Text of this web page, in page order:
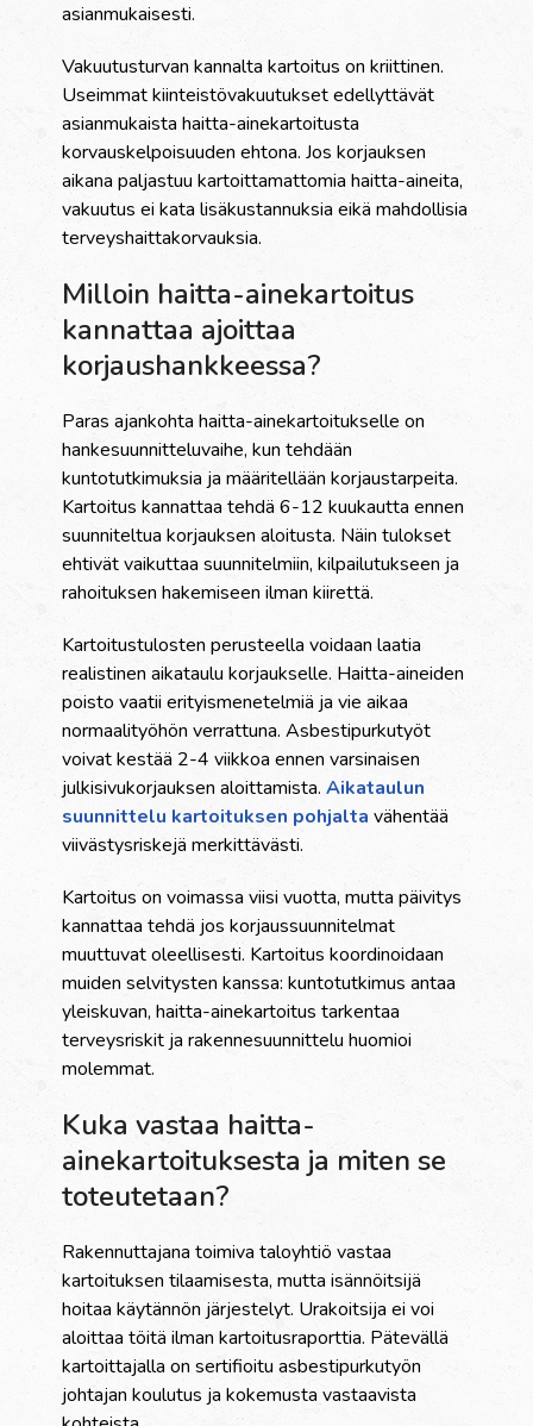
asianmukaisesti.
Vakuutusturvan kannalta kartoitus on kriittinen.
Useimmat kiinteistövakuutukset edellyttävät
asianmukaista haitta-ainekartoitusta
korvauskelpoisuuden ehtona. Jos korjauksen
aikana paljastuu kartoittamattomia haitta-aineita,
vakuutus ei kata lisäkustannuksia eikä mahdollisia
terveyshaittakorvauksia.
Milloin haitta-ainekartoitus
kannattaa ajoittaa
korjaushankkeessa?
Paras ajankohta haitta-ainekartoitukselle on
hankesuunnitteluvaihe, kun tehdään
kuntotutkimuksia ja määritellään korjaustarpeita.
Kartoitus kannattaa tehdä 6-12 kuukautta ennen
suunniteltua korjauksen aloitusta. Näin tulokset
ehtivät vaikuttaa suunnitelmiin, kilpailutukseen ja
rahoituksen hakemiseen ilman kiirettä.
Kartoitustulosten perusteella voidaan laatia
realistinen aikataulu korjaukselle. Haitta-aineiden
poisto vaatii erityismenetelmiä ja vie aikaa
normaalityöhön verrattuna. Asbestipurkutyöt
voivat kestää 2-4 viikkoa ennen varsinaisen
julkisivukorjauksen aloittamista.Aikataulun
suunnittelu kartoituksen pohjalta vähentää
viivästysriskejä merkittävästi.
Kartoitus on voimassa viisi vuotta, mutta päivitys
kannattaa tehdä jos korjaussuunnitelmat
muuttuvat oleellisesti. Kartoitus koordinoidaan
muiden selvitysten kanssa: kuntotutkimus antaa
yleiskuvan, haitta-ainekartoitus tarkentaa
terveysriskit ja rakennesuunnittelu huomioi
molemmat.
Kuka vastaa haitta-
ainekartoituksesta ja miten se
toteutetaan?
Rakennuttajana toimiva taloyhtiö vastaa
kartoituksen tilaamisesta, mutta isännöitsijä
hoitaa käytännön järjestelyt. Urakoitsija ei voi
aloittaa töitä ilman kartoitusraporttia. Pätevällä
kartoittajalla on sertifioitu asbestipurkutyön
johtajan koulutus ja kokemusta vastaavista